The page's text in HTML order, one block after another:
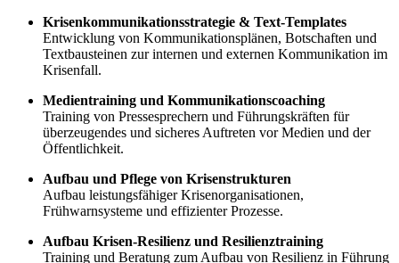
Krisenkommunikationsstrategie & Text-Templates
Entwicklung von Kommunikationsplänen, Botschaften und
Textbausteinen zur internen und externen Kommunikation im
Krisenfall.
Medientraining und Kommunikationscoaching
Training von Pressesprechern und Führungskräften für
überzeugendes und sicheres Auftreten vor Medien und der
Öffentlichkeit.
Aufbau und Pflege von Krisenstrukturen
Aufbau leistungsfähiger Krisenorganisationen,
Frühwarnsysteme und effizienter Prozesse.
Aufbau Krisen-Resilienz und Resilienztraining
Training und Beratung zum Aufbau von Resilienz in Führung